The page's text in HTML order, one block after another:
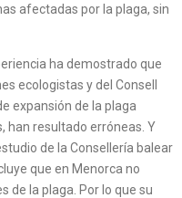
afectadas por la plaga, sin
ha demostrado que
ecologistas y del Consell
expansión de la plaga
han resultado erróneas. Y
de la Consellería balear
que en Menorca no
de la plaga. Por lo que su